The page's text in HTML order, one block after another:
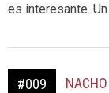
es interesante.
#009 NACHO